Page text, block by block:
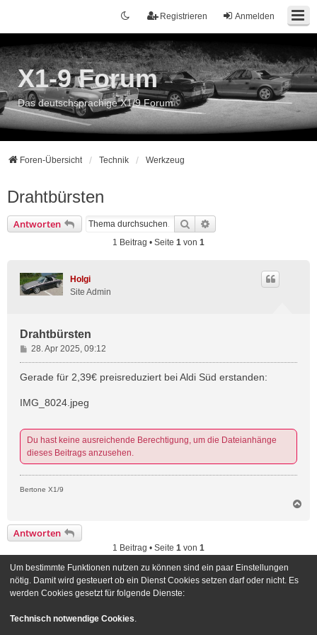
Anmelden
Registrieren
X1-9 Forum
Das deutschsprachige X1/9 Forum
Foren-Übersicht Technik Werkzeug
Drahtbürsten
Antworten Suche
1 Beitrag • Seite 1 von 1
Holgi
Site Admin
Drahtbürsten
B
e
i
r
28. Apr 2025, 09:12
Gerade für 2,39€ preisreduziert bei Aldi Süd erstanden:
IMG_8024.jpeg
Du hast keine ausreichende Berechtigung, um die Dateianhänge
dieses Beitrags anzusehen.
Bertone X1/9
Antworten
1 Beitrag • Seite 1 von 1
Gehe zu
Foren-Übersicht Kontakt
Um bestimmte Funktionen nutzen zu können sind ein paar Einstellungen
nötig. Damit wird gesteuert ob ein Dienst Cookies setzen darf oder nicht. Es
werden Cookies gesetzt für folgende Dienste:
Technisch notwendige Cookies.